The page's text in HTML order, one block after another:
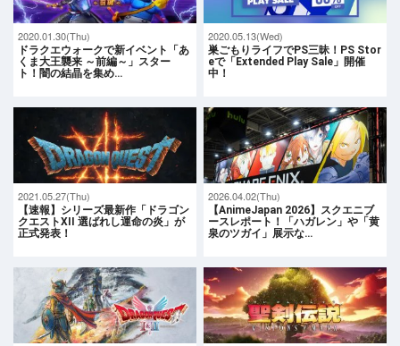
2020.01.30(Thu)
ドラクエウォークで新イベント「あ
くま大王襲来 ～前編～」スター
ト！闇の結晶を集め…
2020.05.13(Wed)
巣ごもりライフでPS三昧！PS Stor
eで「Extended Play Sale」開催
中！
2021.05.27(Thu)
【速報】シリーズ最新作「ドラゴン
クエストXII 選ばれし運命の炎」が
正式発表！
2026.04.02(Thu)
【AnimeJapan 2026】スクエニブ
ースレポート！「ハガレン」や「黄
泉のツガイ」展示な…